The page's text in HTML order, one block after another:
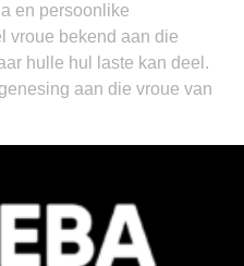
en persoonlike
vroue bekend aan die
hulle hul laste kan deel.
aan die vroue van